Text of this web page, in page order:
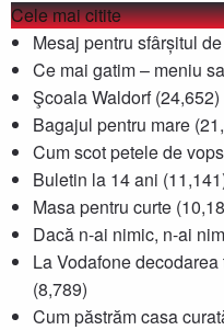
Cele mai citite
Mesaj pentru sfârșitul
Ce mai gatim – meniu
Şcoala Waldorf (24,652)
Bagajul pentru mare
Cum scot petele de
Buletin la 14 ani
Masa pentru curte
Dacă n-ai nimic, n-ai
La Vodafone
(8,789)
Cum păstrăm casa